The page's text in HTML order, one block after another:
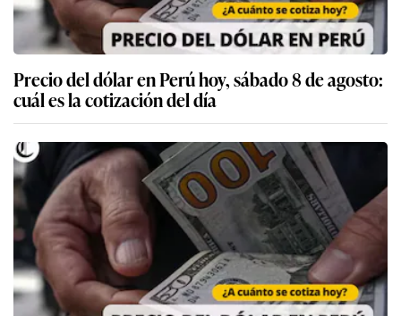
Precio del dólar en Perú hoy, sábado 8 de agosto:
cuál es la cotización del día